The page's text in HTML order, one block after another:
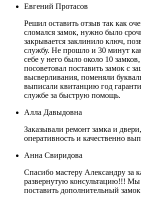
Евгений Протасов
Решил оставить отзыв так как
сломался замок, нужно было
закрывается заклинило ключ,
службу. Не прошло и 30 минут
себе у него было около 10 замков,
посоветовал поставить замок с
высверливания, поменяли
выписали квитанцию год
службе за быструю помощь.
Алла Давыдовна
Заказывали ремонт замка и
оперативность и качественно
Анна Свиридова
Спасибо мастеру Александру за
развернутую консультацию!!!
поставить дополнительный